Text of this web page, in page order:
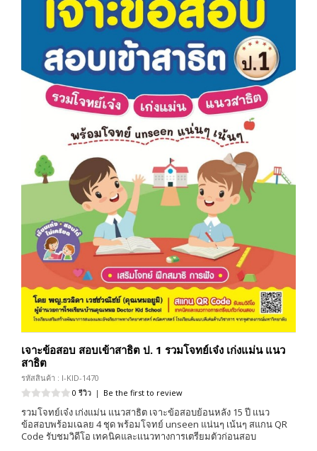
เจาะข้อสอบ สอบเข้าสาธิต ป. 1 รวมโจทย์เจ๋ง เก่งแม่น แนว
สาธิต
รหัสสินค้า : I-KID-1470
0 รีวิว | Be the first to review
รวมโจทย์เจ๋ง เก่งแม่น แนวสาธิต เจาะข้อสอบย้อนหลัง 15 ปี แนว
ข้อสอบพร้อมเฉลย 4 ชุด พร้อมโจทย์ unseen แน่นๆ เน้นๆ สแกน QR
Code รับชมวิดีโอ เทคนิคและเเนวทางการเตรียมตัวก่อนสอบ